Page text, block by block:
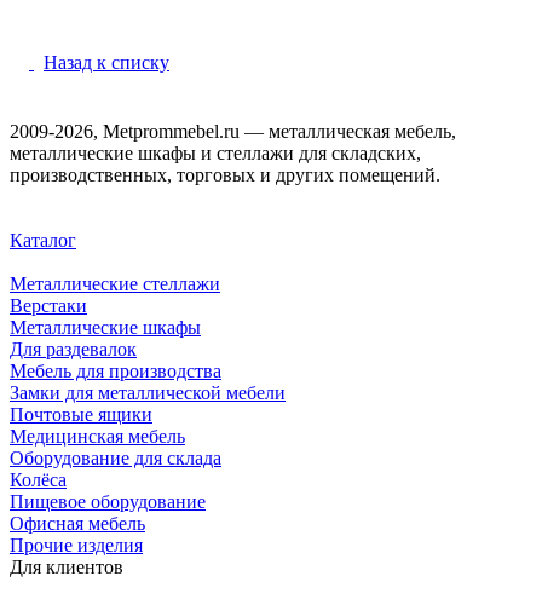
Назад к списку
2009-2026, Metprommebel.ru — металлическая мебель,
металлические шкафы и стеллажи для складских,
производственных, торговых и других помещений.
Каталог
Металлические стеллажи
Верстаки
Металлические шкафы
Для раздевалок
Мебель для производства
Замки для металлической мебели
Почтовые ящики
Медицинская мебель
Оборудование для склада
Колёса
Пищевое оборудование
Офисная мебель
Прочие изделия
Для клиентов